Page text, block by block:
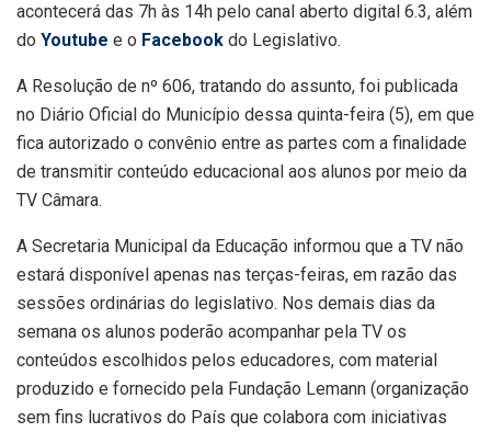
acontecerá das 7h às 14h pelo canal aberto digital 6.3, além
do Youtube e o Facebook do Legislativo.
A Resolução de nº 606, tratando do assunto, foi publicada
no Diário Oficial do Município dessa quinta-feira (5), em que
fica autorizado o convênio entre as partes com a finalidade
de transmitir conteúdo educacional aos alunos por meio da
TV Câmara.
A Secretaria Municipal da Educação informou que a TV não
estará disponível apenas nas terças-feiras, em razão das
sessões ordinárias do legislativo. Nos demais dias da
semana os alunos poderão acompanhar pela TV os
conteúdos escolhidos pelos educadores, com material
produzido e fornecido pela Fundação Lemann (organização
sem fins lucrativos do País que colabora com iniciativas